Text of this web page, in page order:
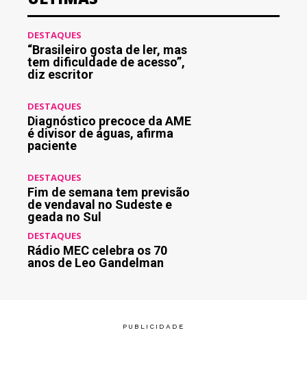
DESTAQUES
“Brasileiro gosta de ler, mas
tem dificuldade de acesso”,
diz escritor
DESTAQUES
Diagnóstico precoce da AME
é divisor de águas, afirma
paciente
DESTAQUES
Fim de semana tem previsão
de vendaval no Sudeste e
geada no Sul
DESTAQUES
Rádio MEC celebra os 70
anos de Leo Gandelman